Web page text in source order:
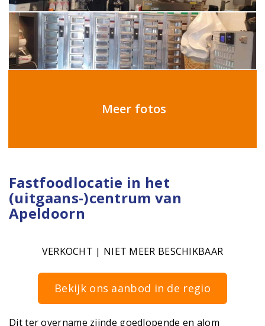
Meer fotos
Fastfoodlocatie in het
(uitgaans-)centrum van
Apeldoorn
VERKOCHT | NIET MEER BESCHIKBAAR
Bekijk ons aanbod in de regio
Dit ter overname zijnde goedlopende en alom